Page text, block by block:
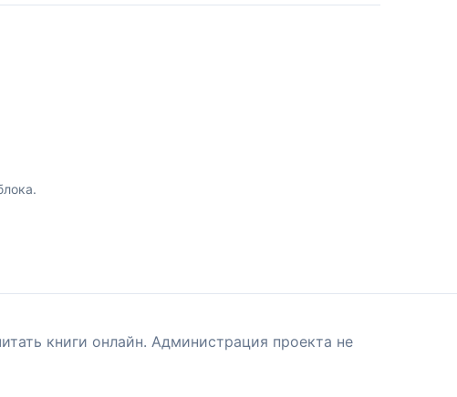
книги онлайн. Администрация проекта не